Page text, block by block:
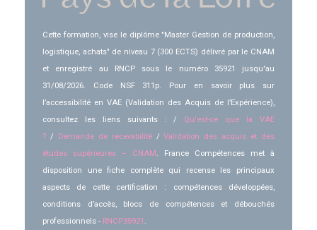
Cette formation, vise le diplôme "Master Gestion de production,
logistique, achats" de niveau 7 (300 ECTS) délivré par le CNAM
et enregistré au RNCP sous le numéro 35921 jusqu'au
31/08/2026. Code NSF 311p. Pour en savoir plus sur
l’accessibilité en VAE (Validation des Acquis de l’Expérience),
consultez les liens suivants : / Qu'est-ce que la VAE
? / Demande de recevabilité/Validation des acquis et des
études supérieures – CNAM . France Compétences met à
disposition une fiche complète qui recense les principaux
aspects de cette certification : compétences développées,
conditions d’accès, blocs de compétences et débouchés
professionnels - RNCP35921 .